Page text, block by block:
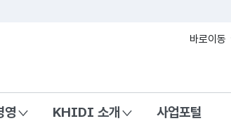
바로이동
영 KHIDI 소개 사업포털